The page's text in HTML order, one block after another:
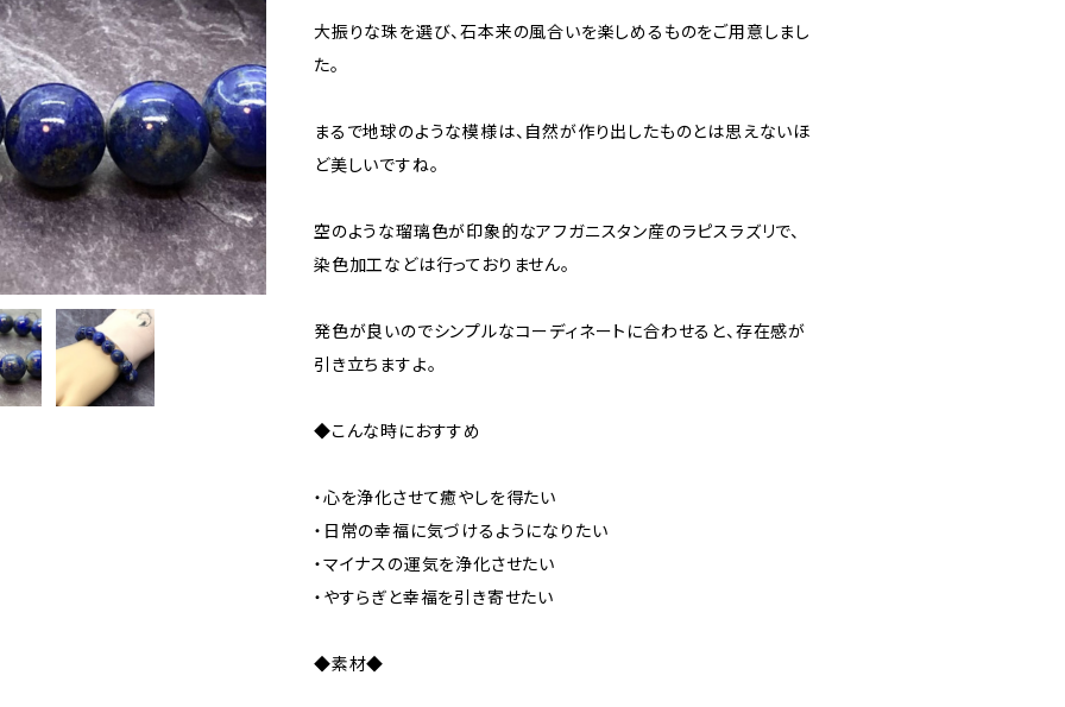
大振りな珠を選び、石本来の風合いを楽しめるものをご用意しまし
た。
まるで地球のような模様は、自然が作り出したものとは思えないほ
ど美しいですね。
空のような瑠璃色が印象的なアフガニスタン産のラピスラズリで、
染色加工などは行っておりません。
発色が良いのでシンプルなコーディネートに合わせると、存在感が
引き立ちますよ。
◆こんな時におすすめ
・心を浄化させて癒やしを得たい
・日常の幸福に気づけるようになりたい
・マイナスの運気を浄化させたい
・やすらぎと幸福を引き寄せたい
◆素材◆